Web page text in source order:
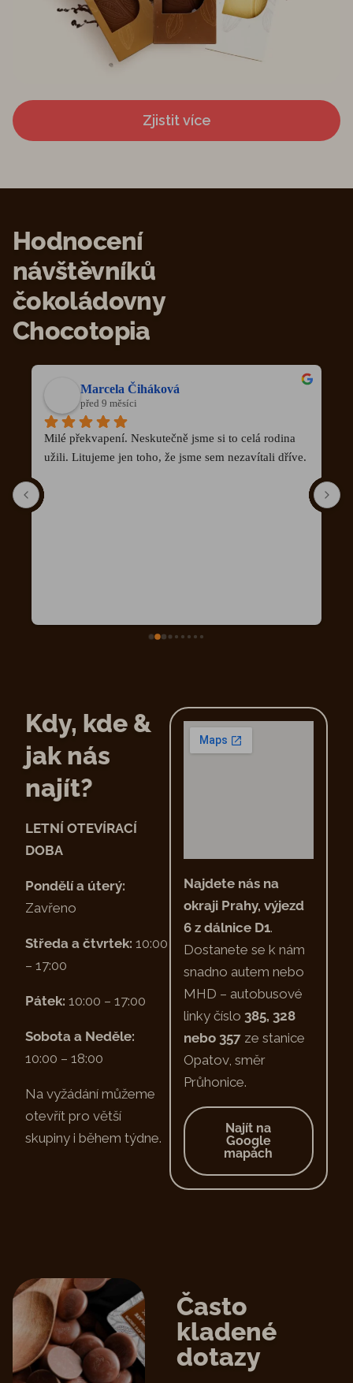
Zjistit více
Hodnocení
návštěvníků
čokoládovny
Chocotopia
Marcela Čiháková
před 9 měsíci
Milé překvapení. Neskutečně jsme si to celá rodina
užili. Litujeme jen toho, že jsme sem nezavítali dříve.
Kdy, kde &
jak nás
najít?
LETNÍ OTEVÍRACÍ
DOBA
Pondělí a úterý:
Zavřeno
Středa a čtvrtek: 10:00
– 17:00
Pátek: 10:00 – 17:00
Sobota a Neděle:
10:00 – 18:00
Na vyžádání můžeme
otevřít pro větší
skupiny i během týdne.
Najdete nás na
okraji Prahy, výjezd
6 z dálnice D1.
Dostanete se k nám
snadno autem nebo
MHD – autobusové
linky číslo 385, 328
nebo 357ze stanice
Opatov, směr
Průhonice.
Najít na
Google
mapách
Často
kladené
dotazy